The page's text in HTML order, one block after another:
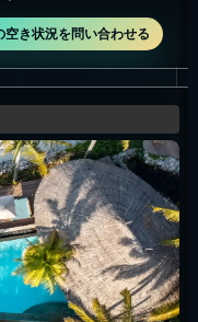
空き状況を問い合わせる